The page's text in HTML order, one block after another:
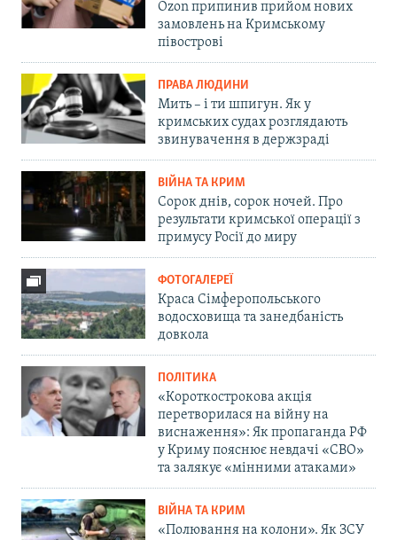
Ozon припинив прийом нових
замовлень на Кримському
півострові
ПРАВА ЛЮДИНИ
Мить – і ти шпигун. Як у
кримських судах розглядають
звинувачення в держзраді
ВІЙНА ТА КРИМ
Сорок днів, сорок ночей. Про
результати кримської операції з
примусу Росії до миру
ФОТОГАЛЕРЕЇ
Краса Сімферопольського
водосховища та занедбаність
довкола
ПОЛІТИКА
«Короткострокова акція
перетворилася на війну на
виснаження»: Як пропаганда РФ
у Криму пояснює невдачі «СВО»
та залякує «мінними атаками»
ВІЙНА ТА КРИМ
«Полювання на колони». Як ЗСУ